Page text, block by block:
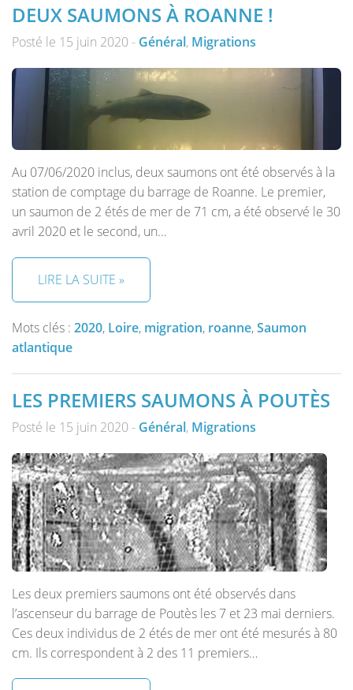
DEUX SAUMONS À ROANNE !
Posté le 15 juin 2020 - Général, Migrations
Au 07/06/2020 inclus, deux saumons ont été observés à la
station de comptage du barrage de Roanne. Le premier,
un saumon de 2 étés de mer de 71 cm, a été observé le 30
avril 2020 et le second, un…
LIRE LA SUITE »
Mots clés : 2020, Loire, migration, roanne,Saumon
atlantique
LES PREMIERS SAUMONS À POUTÈS
Posté le 15 juin 2020 - Général, Migrations
Les deux premiers saumons ont été observés dans
l’ascenseur du barrage de Poutès les 7 et 23 mai derniers.
Ces deux individus de 2 étés de mer ont été mesurés à 80
cm. Ils correspondent à 2 des 11 premiers…